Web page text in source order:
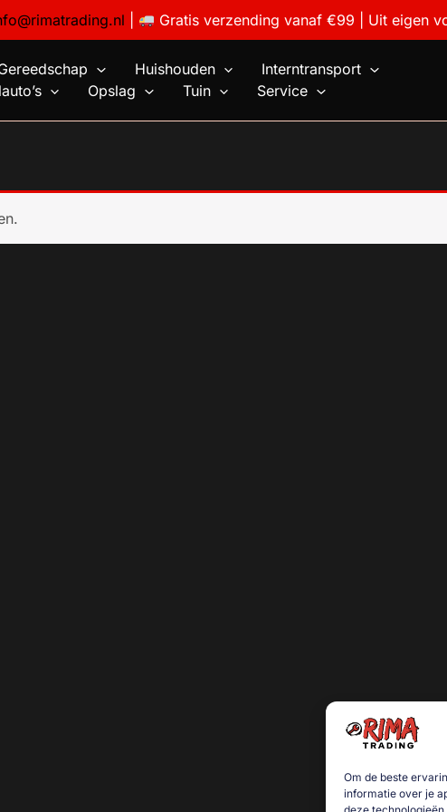
Gratis verzending vanaf €99 | Uit eigen
Om de beste
informatie over je
Huishouden
Interntransport
Opslag Tuin Service